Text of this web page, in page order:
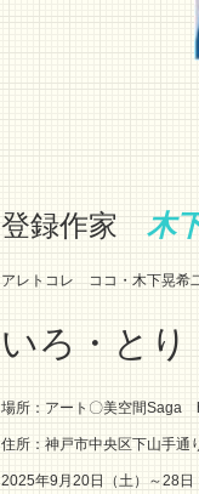
登録作家 木
アレトコレ ココ・木下晃希
いろ・とり
場所：アート〇美空間Saga
住所：神戸市中央区下山手
2025年9月20日（土）～28